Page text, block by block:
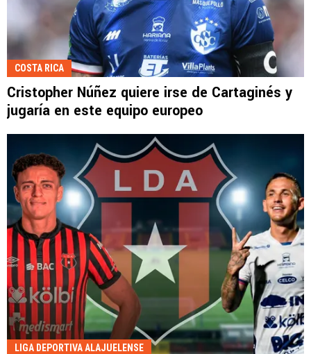
COSTA RICA
Cristopher Núñez quiere irse de Cartaginés y
jugaría en este equipo europeo
LIGA DEPORTIVA ALAJUELENSE